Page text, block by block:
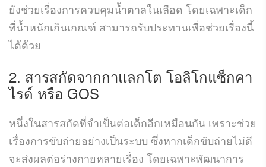
ยังช่วยเรื่องการควบคุมน้ำตาลในเลือด โดยเฉพาะเด็ก
ที่น้ำหนักเกินเกณฑ์ สามารถรับประทานเพื่อช่วยเรื่องนี้
ได้ด้วย
2. สารสกัดจากกาแลกโต โอลิโกแซ็กคา
ไรด์ หรือ GOS
หนึ่งในสารสกัดที่จำเป็นต่อเด็กอีกเหมือนกัน เพราะช่วย
เรื่องการขับถ่ายอย่างเป็นระบบ ซึ่งหากเด็กขับถ่ายไม่ดี
จะส่งผลต่อร่างกายหลายเรื่อง โดยเฉพาะพัฒนาการ